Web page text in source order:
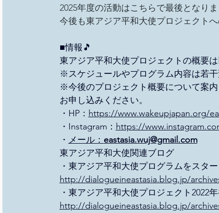
2025年度の活動はこちらで最後となり
今後も東アジア平和大使プロジェクト
■情報🎵
東アジア平和大使プロジェクトの概要
※スケジュールやプログラム内容は若
※今後のプロジェクト概要について案
お申し込みください。
・HP： https://www.wakeupjapan.org/
・Instagram： https://
・ メール： eastasia.wuj@gmail.com
東アジア平和大使関連ブログ
・東アジア平和大使プログラムをスタ
http://dialogueineastasia.blog.jp/
・東アジア平和大使プロジェクト2022
http://dialogueineastasia.blog.jp/